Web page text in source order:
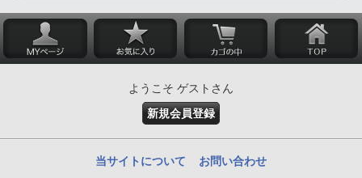
ようこそ ゲストさん
新規会員登録
当サイトについて お問い合わせ